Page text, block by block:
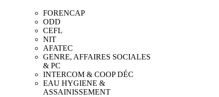
FORENCAP
ODD
CEFL
NIT
AFATEC
GENRE, AFFAIRES SOCIALES
& PC
INTERCOM & COOP DÉC
EAU HYGIENE &
ASSAINISSEMENT